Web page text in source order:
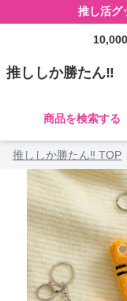
推し活グ
推ししか勝たん‼
商品を検索する
推ししか勝たん‼ TOP